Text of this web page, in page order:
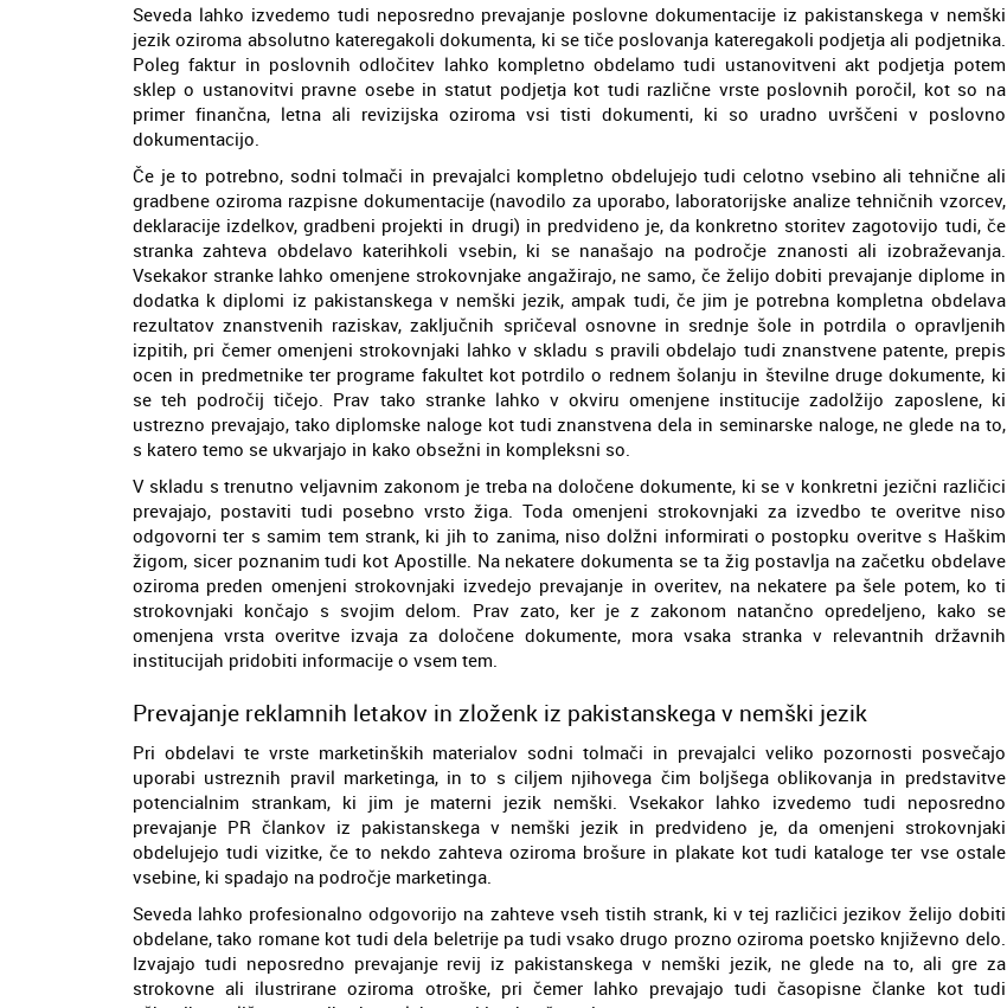
Seveda lahko izvedemo tudi neposredno prevajanje poslovne dokumentacije iz pakistanskega v nemški
jezik oziroma absolutno kateregakoli dokumenta, ki se tiče poslovanja kateregakoli podjetja ali podjetnika.
Poleg faktur in poslovnih odločitev lahko kompletno obdelamo tudi ustanovitveni akt podjetja potem
sklep o ustanovitvi pravne osebe in statut podjetja kot tudi različne vrste poslovnih poročil, kot so na
primer finančna, letna ali revizijska oziroma vsi tisti dokumenti, ki so uradno uvrščeni v poslovno
dokumentacijo.
Če je to potrebno, sodni tolmači in prevajalci kompletno obdelujejo tudi celotno vsebino ali tehnične ali
gradbene oziroma razpisne dokumentacije (navodilo za uporabo, laboratorijske analize tehničnih vzorcev,
deklaracije izdelkov, gradbeni projekti in drugi) in predvideno je, da konkretno storitev zagotovijo tudi, če
stranka zahteva obdelavo katerihkoli vsebin, ki se nanašajo na področje znanosti ali izobraževanja.
Vsekakor stranke lahko omenjene strokovnjake angažirajo, ne samo, če želijo dobiti prevajanje diplome in
dodatka k diplomi iz pakistanskega v nemški jezik, ampak tudi, če jim je potrebna kompletna obdelava
rezultatov znanstvenih raziskav, zaključnih spričeval osnovne in srednje šole in potrdila o opravljenih
izpitih, pri čemer omenjeni strokovnjaki lahko v skladu s pravili obdelajo tudi znanstvene patente, prepis
ocen in predmetnike ter programe fakultet kot potrdilo o rednem šolanju in številne druge dokumente, ki
se teh področij tičejo. Prav tako stranke lahko v okviru omenjene institucije zadolžijo zaposlene, ki
ustrezno prevajajo, tako diplomske naloge kot tudi znanstvena dela in seminarske naloge, ne glede na to,
s katero temo se ukvarjajo in kako obsežni in kompleksni so.
V skladu s trenutno veljavnim zakonom je treba na določene dokumente, ki se v konkretni jezični različici
prevajajo, postaviti tudi posebno vrsto žiga. Toda omenjeni strokovnjaki za izvedbo te overitve niso
odgovorni ter s samim tem strank, ki jih to zanima, niso dolžni informirati o postopku overitve s Haškim
žigom, sicer poznanim tudi kot Apostille. Na nekatere dokumenta se ta žig postavlja na začetku obdelave
oziroma preden omenjeni strokovnjaki izvedejo prevajanje in overitev, na nekatere pa šele potem, ko ti
strokovnjaki končajo s svojim delom. Prav zato, ker je z zakonom natančno opredeljeno, kako se
omenjena vrsta overitve izvaja za določene dokumente, mora vsaka stranka v relevantnih državnih
institucijah pridobiti informacije o vsem tem.
Prevajanje reklamnih letakov in zloženk iz pakistanskega v nemški jezik
Pri obdelavi te vrste marketinških materialov sodni tolmači in prevajalci veliko pozornosti posvečajo
uporabi ustreznih pravil marketinga, in to s ciljem njihovega čim boljšega oblikovanja in predstavitve
potencialnim strankam, ki jim je materni jezik nemški. Vsekakor lahko izvedemo tudi neposredno
prevajanje PR člankov iz pakistanskega v nemški jezik in predvideno je, da omenjeni strokovnjaki
obdelujejo tudi vizitke, če to nekdo zahteva oziroma brošure in plakate kot tudi kataloge ter vse ostale
vsebine, ki spadajo na področje marketinga.
Seveda lahko profesionalno odgovorijo na zahteve vseh tistih strank, ki v tej različici jezikov želijo dobiti
obdelane, tako romane kot tudi dela beletrije pa tudi vsako drugo prozno oziroma poetsko književno delo.
Izvajajo tudi neposredno prevajanje revij iz pakistanskega v nemški jezik, ne glede na to, ali gre za
strokovne ali ilustrirane oziroma otroške, pri čemer lahko prevajajo tudi časopisne članke kot tudi